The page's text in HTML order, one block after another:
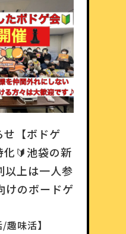
せ【ボドゲ
🔰池袋の新
以上は一人参
けのボードゲ
/趣味活】